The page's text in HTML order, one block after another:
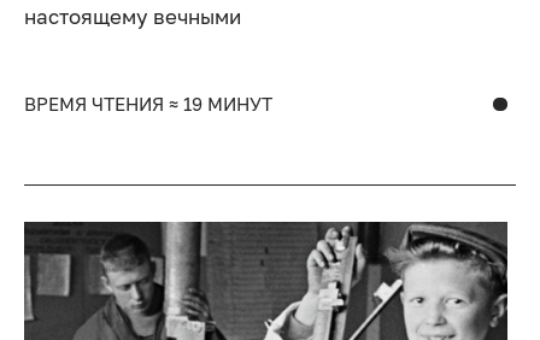
настоящему вечными
ВРЕМЯ ЧТЕНИЯ ≈ 19 МИНУТ